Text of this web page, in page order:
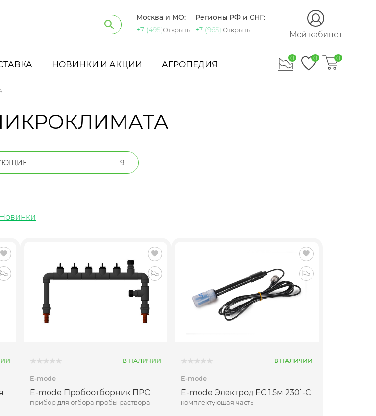
Москва и МО:
+7 (495) 721-60-15
Открыть
Регионы РФ и СНГ:
+7 (965) 420-10-10
Открыть Мой кабинет
НОВИНКИ И АКЦИИ АГРОПЕДИЯ
0 0 0
9
Новинки
В НАЛИЧИИ
E-mode
E-mode Пробоотборник ПРО
прибор для отбора пробы раствора
В НАЛИЧИИ
E-mode
E-mode Электрод ЕС 1.5м 2301-С
комплектующая часть